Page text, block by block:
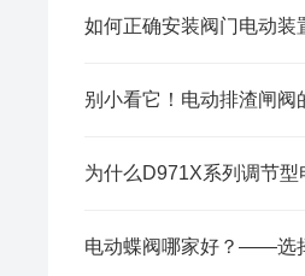
如何正确安装阀门电动装